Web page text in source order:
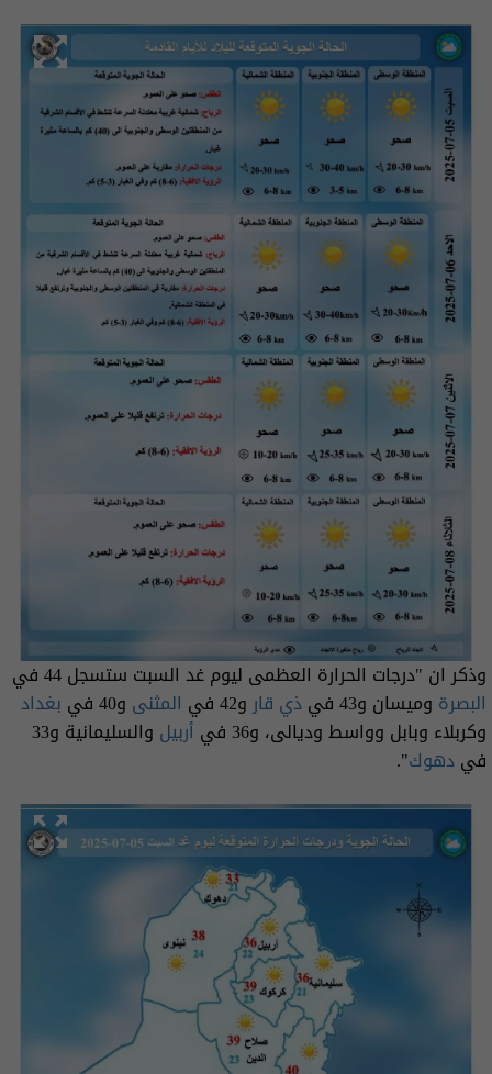
وذكر ان "درجات الحرارة العظمى ليوم غد السبت ستسجل 44 في
البصرة وميسان و43 في ذي قارو42 في المثنى و40 في
بغداد
وكربلاء وبابل وواسط وديالى، و36 في
أربيل
والسليمانية و33
فيدهوك".